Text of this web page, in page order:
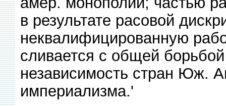
в результате расовой
неквалифицированную
сливается с общей
независимость стран Юж.
империализма.'